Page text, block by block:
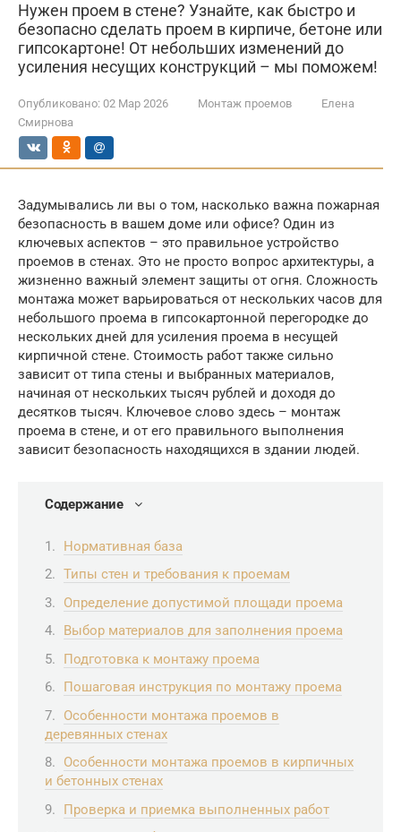
Нужен проем в стене? Узнайте, как быстро и
безопасно сделать проем в кирпиче, бетоне или
гипсокартоне! От небольших изменений до
усиления несущих конструкций – мы поможем!
Опубликовано: 02 Мар 2026 Монтаж проемов
Елена
Смирнова
Задумывались ли вы о том, насколько важна пожарная
безопасность в вашем доме или офисе? Один из
ключевых аспектов – это правильное устройство
проемов в стенах. Это не просто вопрос архитектуры, а
жизненно важный элемент защиты от огня. Сложность
монтажа может варьироваться от нескольких часов для
небольшого проема в гипсокартонной перегородке до
нескольких дней для усиления проема в несущей
кирпичной стене. Стоимость работ также сильно
зависит от типа стены и выбранных материалов,
начиная от нескольких тысяч рублей и доходя до
десятков тысяч. Ключевое слово здесь – монтаж
проема в стене, и от его правильного выполнения
зависит безопасность находящихся в здании людей.
Содержание
Нормативная база
Типы стен и требования к проемам
Определение допустимой площади проема
Выбор материалов для заполнения проема
Подготовка к монтажу проема
Пошаговая инструкция по монтажу проема
Особенности монтажа проемов в
деревянных стенах
Особенности монтажа проемов в кирпичных
и бетонных стенах
Проверка и приемка выполненных работ